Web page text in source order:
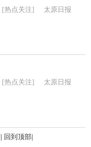
[热点关注] 太原日报
[热点关注] 太原日报
| 回到顶部|